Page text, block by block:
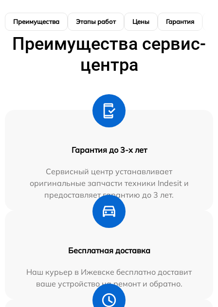
Преимущества Этапы работ Цены Гарантия
Преимущества сервис-
центра
Гарантия до 3-х лет
Сервисный центр устанавливает
оригинальные запчасти техники Indesit и
предоставляет гарантию до 3 лет.
Бесплатная доставка
Наш курьер в Ижевске бесплатно доставит
ваше устройство на ремонт и обратно.